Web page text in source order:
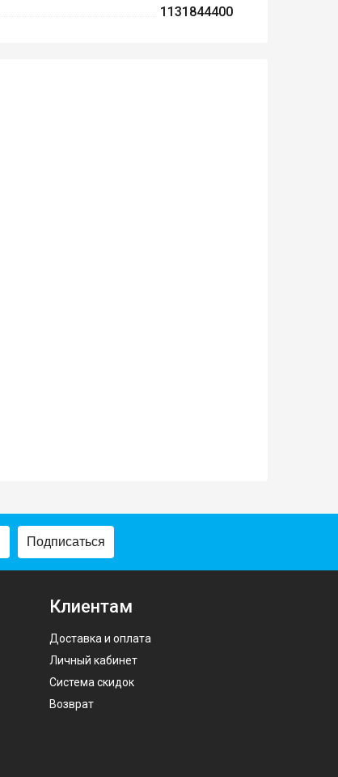
1131844400
Подписаться
Клиентам
Доставка и оплата
Личный кабинет
Система скидок
Возврат